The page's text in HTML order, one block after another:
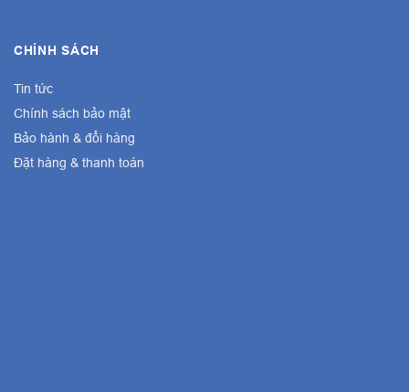
CHÍNH SÁCH
Tin tức
Chính sách bảo mật
Bảo hành & đổi hàng
Đặt hàng & thanh toán